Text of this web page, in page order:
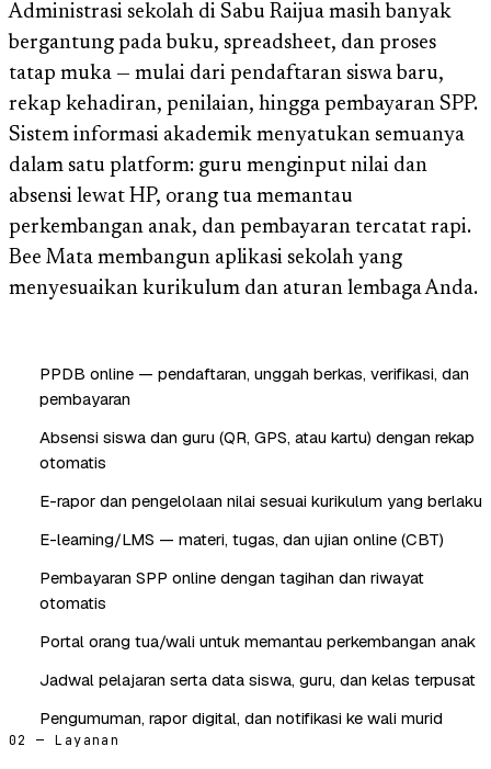
Administrasi sekolah di Sabu Raijua masih banyak
bergantung pada buku, spreadsheet, dan proses
tatap muka — mulai dari pendaftaran siswa baru,
rekap kehadiran, penilaian, hingga pembayaran SPP.
Sistem informasi akademik menyatukan semuanya
dalam satu platform: guru menginput nilai dan
absensi lewat HP, orang tua memantau
perkembangan anak, dan pembayaran tercatat rapi.
Bee Mata membangun aplikasi sekolah yang
menyesuaikan kurikulum dan aturan lembaga Anda.
PPDB online — pendaftaran, unggah berkas, verifikasi, dan
pembayaran
Absensi siswa dan guru (QR, GPS, atau kartu) dengan rekap
otomatis
E-rapor dan pengelolaan nilai sesuai kurikulum yang berlaku
E-learning/LMS — materi, tugas, dan ujian online (CBT)
Pembayaran SPP online dengan tagihan dan riwayat
otomatis
Portal orang tua/wali untuk memantau perkembangan anak
Jadwal pelajaran serta data siswa, guru, dan kelas terpusat
Pengumuman, rapor digital, dan notifikasi ke wali murid
02 — Layanan